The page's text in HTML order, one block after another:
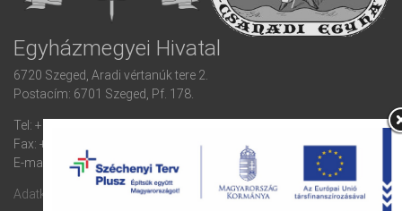
Egyházmegyei Hivatal
6720 Szeged, Aradi vértanúk tere 2.
Postacím: 6701 Szeged, Pf. 178.
Tel: +36 (62) 420 932
Fax: +36 (62) 420 932 mellék: 155
E-mail: egyhazmegye(kukac)szeged-csanad.hu
Adatkezelési tájékoztató